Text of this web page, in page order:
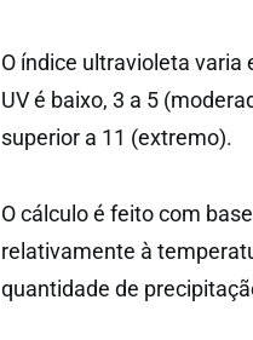
O índice ultravioleta varia
UV é baixo, 3 a 5
superior a 11 (extremo).
O cálculo é feito com
relativamente à
quantidade de